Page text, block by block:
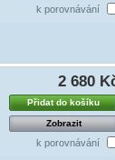
k porovnávání
2 680
Přidat do košíku
Zobrazit
k porovnávání